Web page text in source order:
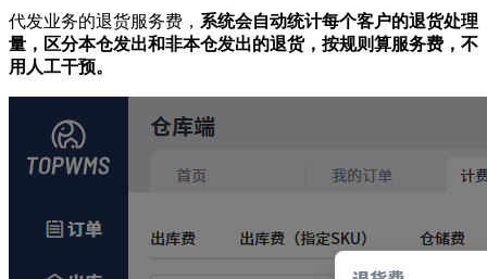
代发业务的退货服务费， 系统会自动统计每个客户的退货处理
量，区分本仓发出和非本仓发出的退货，按规则算服务费，不
用人工干预。